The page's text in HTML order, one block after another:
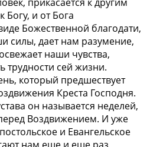
Богу, и от Бога
Божественной благодати,
силы, дает нам разумение,
наши чувства,
трудности сей жизни.
который предшествует
Креста Господня.
он называется неделей,
Воздвижением. И уже
и Евангельское